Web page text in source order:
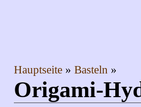
Hauptseite Basteln
Origami-